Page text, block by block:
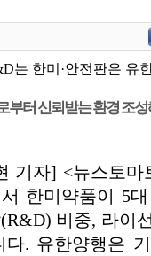
는 한미·안전판은 유
부터 신뢰받는 환경 조성
기자] <뉴스토마
한미약품이 5
비중, 라이
. 유한양행은